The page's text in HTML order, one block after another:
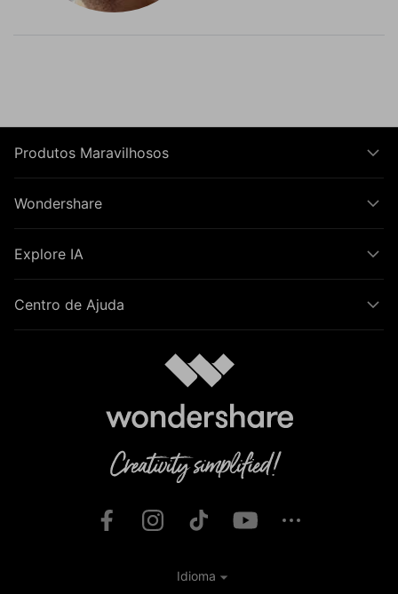
Produtos Maravilhosos
Wondershare
Explore IA
Centro de Ajuda
Idioma